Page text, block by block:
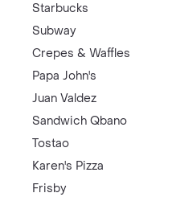
Starbucks
Subway
Crepes & Waffles
Papa John's
Juan Valdez
Sandwich Qbano
Tostao
Karen's Pizza
Frisby